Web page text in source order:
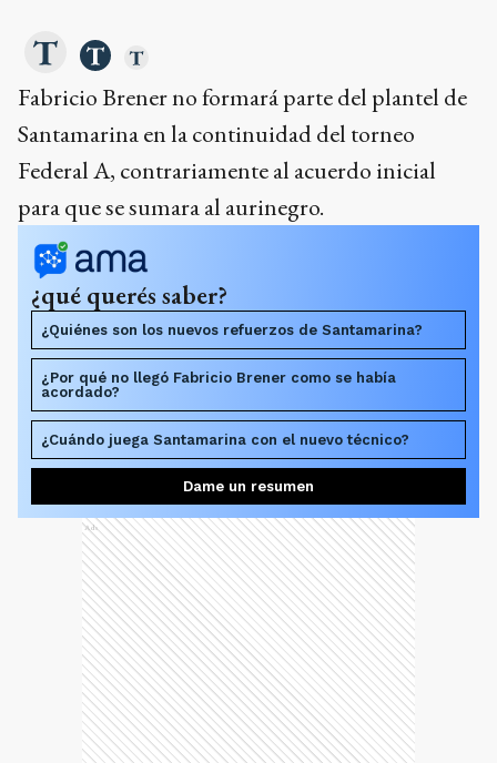
Federal A, contrariamente al acuerdo inicial
para que se sumara al aurinegro.
¿qué querés saber?
¿Quiénes son los nuevos refuerzos de Santamarina?
¿Por qué no llegó Fabricio Brener como se había
acordado?
¿Cuándo juega Santamarina con el nuevo técnico?
Dame un resumen
Ads
El volante o delantero cordobés, de 28 años, iba
a ser uno de los refuerzos para el equipo